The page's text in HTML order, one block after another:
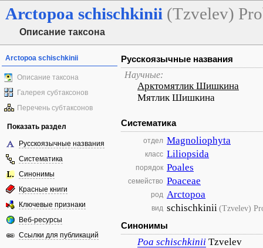
Arctopoa schischkinii (Tzvelev)
Описание таксона
Arctopoa schischkinii
Описание таксона
Галерея субтаксонов
Перечень субтаксонов
Показать раздел
Русскоязычные названия
Систематика
Синонимы
Красные книги
Ключевые признаки
Веб-ресурсы
Ссылки для публикаций
Русскоязычные названия
Научные:
Арктомятлик Шишкина
Мятлик Шишкина
Систематика
отдел Magnoliophyta
класс Liliopsida
порядок Poales
семейство Poaceae
род Arctopoa
вид schischkinii(Tzvelev)
Синонимы
Poa schischkinii Tzvelev